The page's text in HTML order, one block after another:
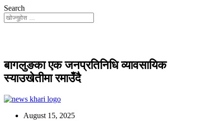
Search
बागलुङका एक जनप्रतिनिधि व्यावसायिक
स्याउखेतीमा रमाउँदै
August 15, 2025